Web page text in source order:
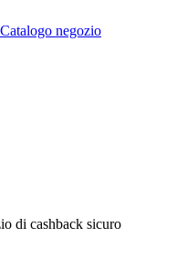
Catalogo negozio
di cashback sicuro